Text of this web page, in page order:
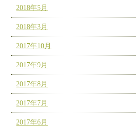
2018年5月
2018年3月
2017年10月
2017年9月
2017年8月
2017年7月
2017年6月